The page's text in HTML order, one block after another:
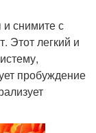
снимите с
Этот легкий и
пробуждение